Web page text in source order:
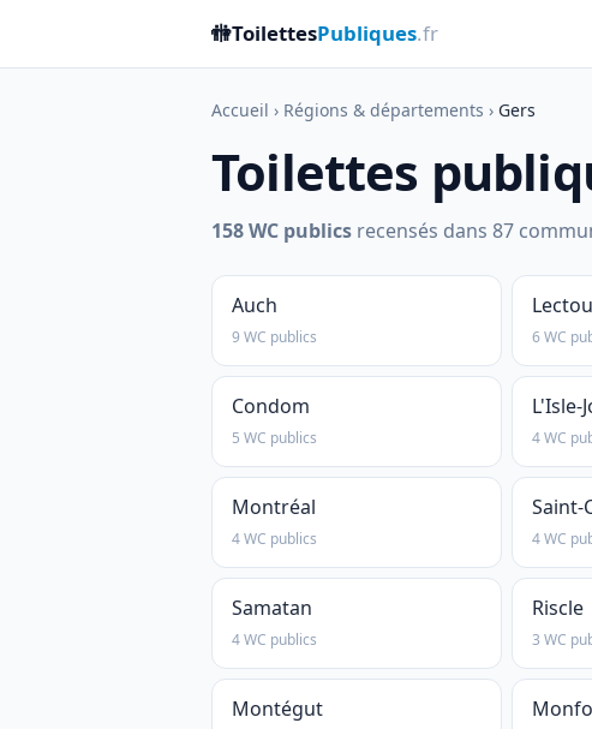
🚻ToilettesPubliques.fr
Accueil › Régions & départements › Gers
Toilettes
158 WC publics recensés dans 87
Auch
9 WC publics 6 WC
Condom
5 WC publics
L'Isle-
4 WC
Montréal
4 WC publics
Saint-
4 WC
Samatan
4 WC publics
Riscle
3 WC
Montégut